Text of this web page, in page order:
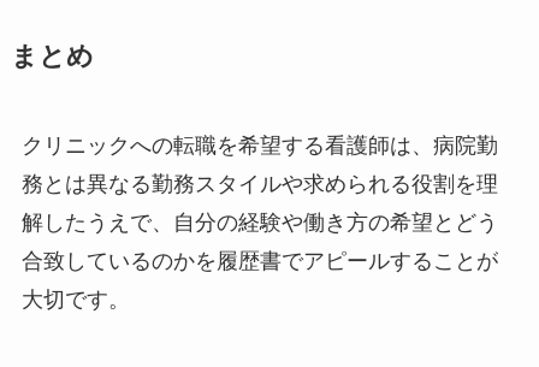
まとめ
クリニックへの転職を希望する看護師は、病院勤
務とは異なる勤務スタイルや求められる役割を理
解したうえで、自分の経験や働き方の希望とどう
合致しているのかを履歴書でアピールすることが
大切です。